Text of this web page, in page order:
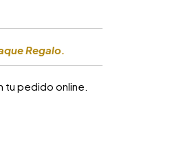
Regalo.
tu pedido online.